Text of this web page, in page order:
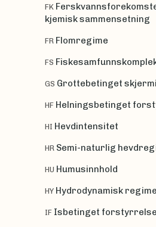
FK
kjemisk sammensetning
FR Flomregime
FS
GS Grottebetinget
HF Helningsbetinget
HI Hevdintensitet
HR Semi-naturlig
HU Humusinnhold
HY Hydrodynamisk regime
IF Isbetinget forstyrrelse